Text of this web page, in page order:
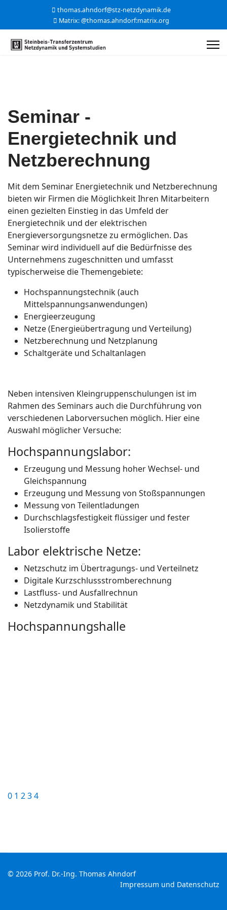
thomas.ahndorf@stz-netzdynamik.de
Matrix: @thomas.ahndorf:matrix.org
Seminar -
Energietechnik und
Netzberechnung
Mit dem Seminar Energietechnik und Netzberechnung
bieten wir Firmen die Möglichkeit Ihren Mitarbeitern
einen gezielten Einstieg in das Umfeld der
Energietechnik und der elektrischen
Energieversorgungsnetze zu ermöglichen. Das
Seminar wird individuell auf die Bedürfnisse des
Unternehmens zugeschnitten und umfasst
typischerweise die Themengebiete:
Hochspannungstechnik (auch
Mittelspannungsanwendungen)
Energieerzeugung
Netze (Energieübertragung und Verteilung)
Netzberechnung und Netzplanung
Schaltgeräte und Schaltanlagen
Neben intensiven Kleingruppenschulungen ist im
Rahmen des Seminars auch die Durchführung von
verschiedenen Laborversuchen möglich. Hier eine
Auswahl möglicher Versuche:
Hochspannungslabor:
Erzeugung und Messung hoher Wechsel- und
Gleichspannung
Erzeugung und Messung von Stoßspannungen
Messung von Teilentladungen
Durchschlagsfestigkeit flüssiger und fester
Isolierstoffe
Labor elektrische Netze:
Netzschutz im Übertragungs- und Verteilnetz
Digitale Kurzschlussstromberechnung
Lastfluss- und Ausfallrechnun
Netzdynamik und Stabilität
Hochspannungshalle
0 1 234
© 2026 Prof. Dr.-Ing. Thomas Ahndorf
Impressum und Datenschutz